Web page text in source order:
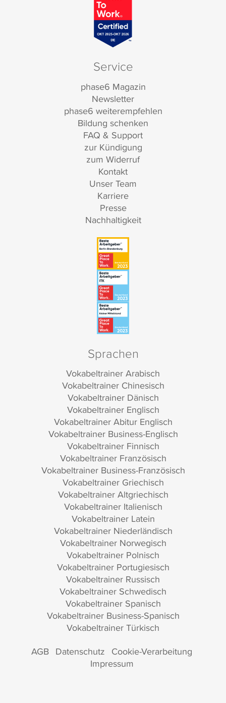
Service
phase6 Magazin
Newsletter
phase6 weiterempfehlen
Bildung schenken
FAQ & Support
zur Kündigung
zum Widerruf
Kontakt
Unser Team
Karriere
Presse
Nachhaltigkeit
Sprachen
Vokabeltrainer Arabisch
Vokabeltrainer Chinesisch
Vokabeltrainer Dänisch
Vokabeltrainer Englisch
Vokabeltrainer Abitur Englisch
Vokabeltrainer Business-Englisch
Vokabeltrainer Finnisch
Vokabeltrainer Französisch
Vokabeltrainer Business-Französisch
Vokabeltrainer Griechisch
Vokabeltrainer Altgriechisch
Vokabeltrainer Italienisch
Vokabeltrainer Latein
Vokabeltrainer Niederländisch
Vokabeltrainer Norwegisch
Vokabeltrainer Polnisch
Vokabeltrainer Portugiesisch
Vokabeltrainer Russisch
Vokabeltrainer Schwedisch
Vokabeltrainer Spanisch
Vokabeltrainer Business-Spanisch
Vokabeltrainer Türkisch
AGB Datenschutz Cookie-Verarbeitung
Impressum